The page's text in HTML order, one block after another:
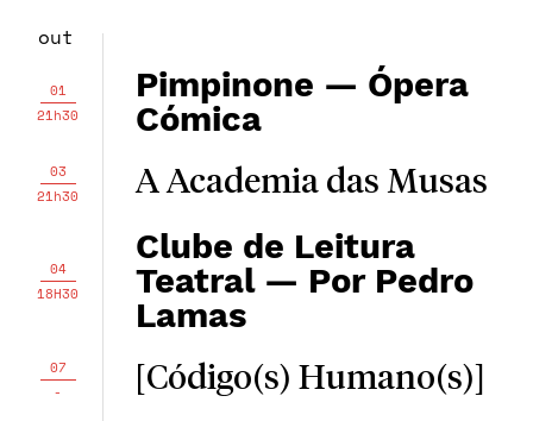
out
01
21h30
Pimpinone — Ópera
Cómica
03
21h30
A Academia das Musas
04
18H30
Clube de Leitura
Teatral — Por Pedro
Lamas
07
-
[Código(s) Humano(s)]